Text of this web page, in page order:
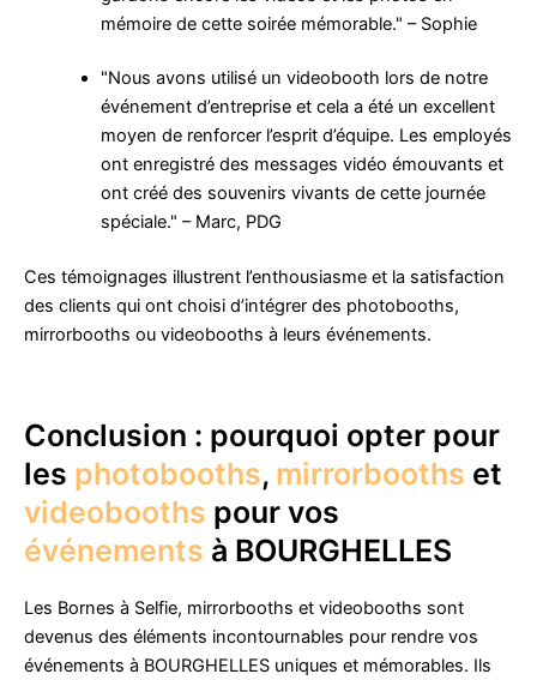
mémoire de cette soirée mémorable." – Sophie
"Nous avons utilisé un videobooth lors de notre
événement d’entreprise et cela a été un excellent
moyen de renforcer l’esprit d’équipe. Les employés
ont enregistré des messages vidéo émouvants et
ont créé des souvenirs vivants de cette journée
spéciale." – Marc, PDG
Ces témoignages illustrent l’enthousiasme et la satisfaction
des clients qui ont choisi d’intégrer des photobooths,
mirrorbooths ou videobooths à leurs événements.
Conclusion : pourquoi opter pour
les photobooths, mirrorbooths et
videobooths pour vos
événements à BOURGHELLES
Les Bornes à Selfie, mirrorbooths et videobooths sont
devenus des éléments incontournables pour rendre vos
événements à BOURGHELLES uniques et mémorables. Ils